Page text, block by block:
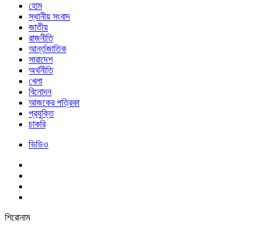
হোম
স্থানীয় সংবাদ
জাতীয়
রাজনীতি
আর্ন্তজাতিক
সারাদেশ
অর্থনীতি
খেলা
বিনোদন
আজকের পত্রিকা
প্রযুক্তি
চাকরি
ভিডিও
শিরোনাম